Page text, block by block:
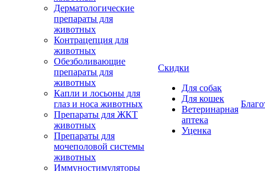
Дерматологические
препараты для
животных
Контрацепция для
животных
Обезболивающие
препараты для
животных
Капли и лосьоны для
глаз и носа животных
Препараты для ЖКТ
животных
Препараты для
мочеполовой системы
животных
Иммуностимуляторы
Скидки
Для собак
Для кошек
Ветеринарная
аптека
Уценка